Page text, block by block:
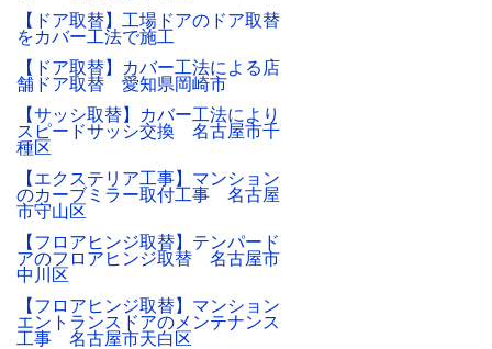
【ドア取替】工場ドアのドア取替
をカバー工法で施工
【ドア取替】カバー工法による店
舗ドア取替 愛知県岡崎市
【サッシ取替】カバー工法により
スピードサッシ交換 名古屋市千
種区
【エクステリア工事】マンション
のカーブミラー取付工事 名古屋
市守山区
【フロアヒンジ取替】テンパード
アのフロアヒンジ取替 名古屋市
中川区
【フロアヒンジ取替】マンション
エントランスドアのメンテナンス
工事 名古屋市天白区